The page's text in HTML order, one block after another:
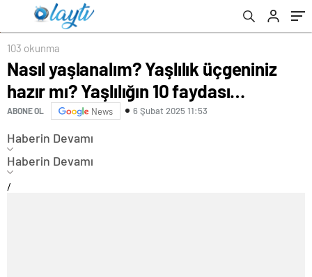
103 okunma
Nasıl yaşlanalım? Yaşlılık üçgeniniz
hazır mı? Yaşlılığın 10 faydası…
ABONE OL News 6 Şubat 2025 11:53
Haberin Devamı
Haberin Devamı
/
magnezyum, demir, fosfor… Kalbi koruyor,
stresi azaltıyor